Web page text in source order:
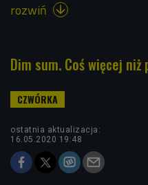
rozwiń 
Dim sum. Coś więcej
ostatnia aktualizacja:
16.05.2020 19:48